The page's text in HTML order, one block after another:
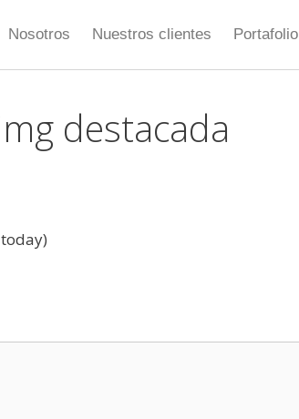
Nosotros Nuestros clientes Portafolio
destacada